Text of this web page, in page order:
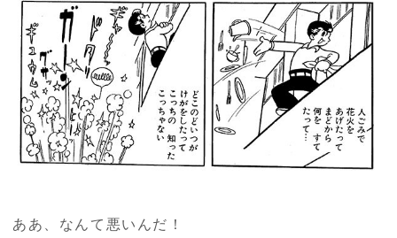
ああ、なんて悪いんだ！